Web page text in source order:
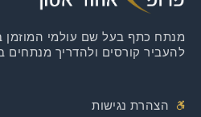
מנתח כתף בעל שם עולמי המוזמן
להעביר קורסים ולהדריך מנתחים
הצהרת נגישות